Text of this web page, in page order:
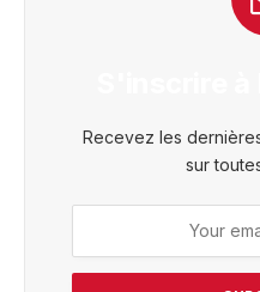
Recevez les
sur